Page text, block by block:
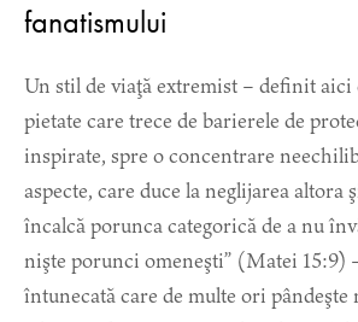
fanatismului
Un stil de viaţă extremist – definit aici
pietate care trece de barierele de
inspirate, spre o concentrare
aspecte, care duce la neglijarea altora
încalcă porunca categorică de a nu
nişte porunci omeneşti” (Matei 15:9)
întunecată care de multe ori pândeşte